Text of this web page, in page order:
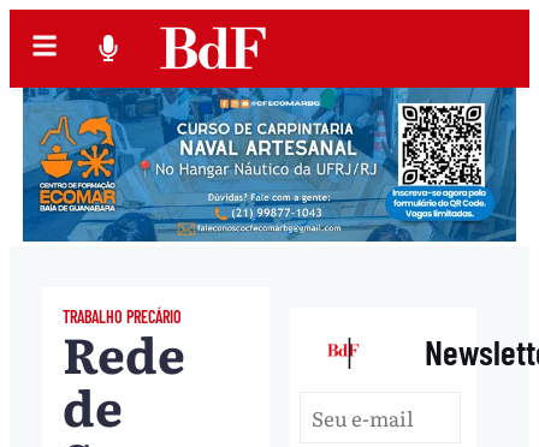
TRABALHO PRECÁRIO
Rede
de
|